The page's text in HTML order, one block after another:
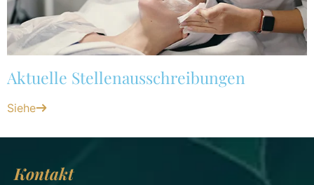
Aktuelle Stellenausschreibungen
Siehe
Kontakt